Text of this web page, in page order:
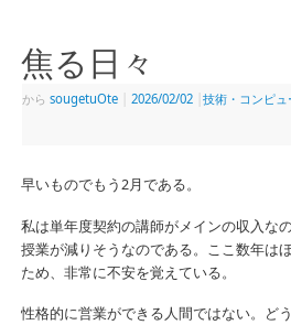
焦る日々
から sougetuOte 2026/02/02 技術・コンピ
早いものでもう2月である。
私は単年度契約の講師がメインの収入な
授業が減りそうなのである。ここ数年は
ため、非常に不安を覚えている。
性格的に営業ができる人間ではない。ど